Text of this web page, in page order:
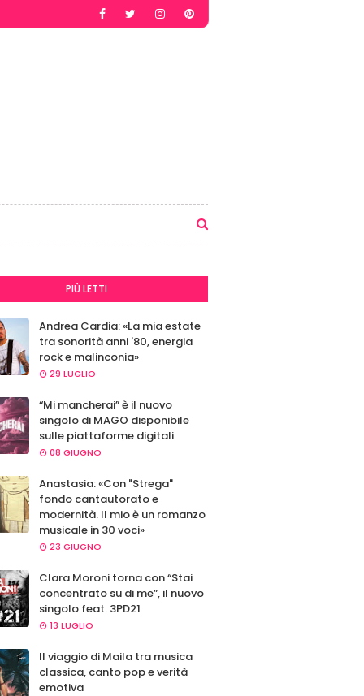
PIÙ LETTI
Andrea Cardia: «La mia estate
tra sonorità anni '80, energia
rock e malinconia»
29 LUGLIO
“Mi mancherai” è il nuovo
singolo di MAGO disponibile
sulle piattaforme digitali
08 GIUGNO
Anastasia: «Con "Strega"
fondo cantautorato e
modernità. Il mio è un romanzo
musicale in 30 voci»
23 GIUGNO
Clara Moroni torna con “Stai
concentrato su di me”, il nuovo
singolo feat. 3PD21
13 LUGLIO
Il viaggio di Maila tra musica
classica, canto pop e verità
emotiva